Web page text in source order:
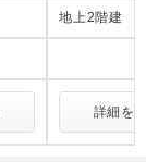
地上2階建
詳細を